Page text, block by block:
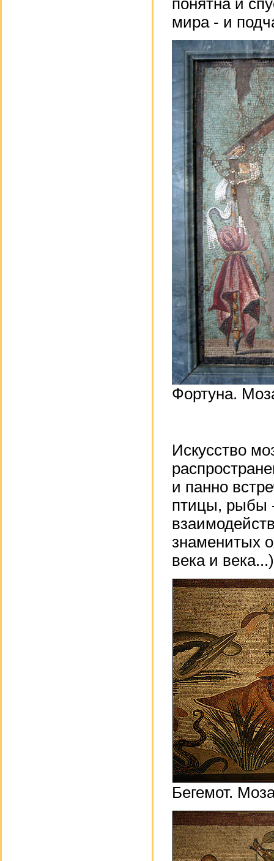
понятна и
мира - и
Фортуна.
Искусство
и панно
птицы, рыбы
знаменитых
века и
Бегемот.